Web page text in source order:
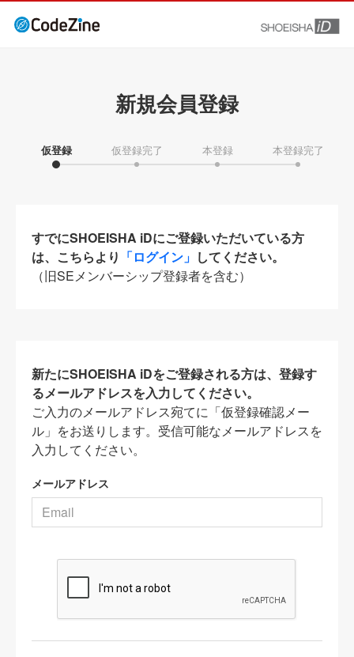
新規会員登録
仮登録 仮登録完了 本登録 本登録完了
すでにSHOEISHA iDにご登録いただいている方
は、こちらより 「ログイン」 してください。
（旧SEメンバーシップ登録者を含む）
新たにSHOEISHA iDをご登録される方は、登録す
るメールアドレスを入力してください。
ご入力のメールアドレス宛てに「仮登録確認メー
ル」をお送りします。受信可能なメールアドレスを
入力してください。
メールアドレス